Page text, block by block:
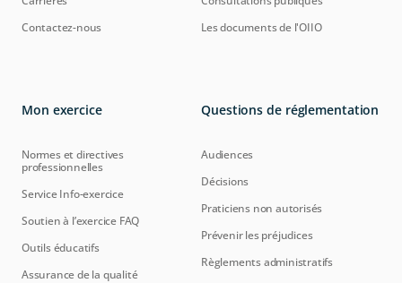
Contactez-nous
Les documents de l'OIIO
Mon exercice
Normes et directives
professionnelles
Service Info-exercice
Soutien à l’exercice FAQ
Outils éducatifs
Assurance de la qualité
Questions de réglementation
Audiences
Décisions
Praticiens non autorisés
Prévenir les préjudices
Règlements administratifs